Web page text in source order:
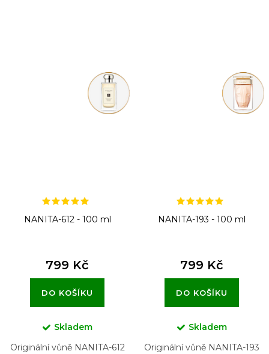
NANITA-612 - 100 ml
799 Kč
DO KOŠÍKU
Skladem
Originální vůně NANITA-612
NANITA-193 - 100 ml
799 Kč
DO KOŠÍKU
Skladem
Originální vůně NANITA-193